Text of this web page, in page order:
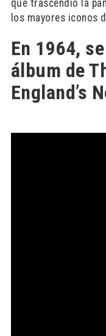
que trascendió la
los mayores iconos
En 1964,
álbum de
England’s